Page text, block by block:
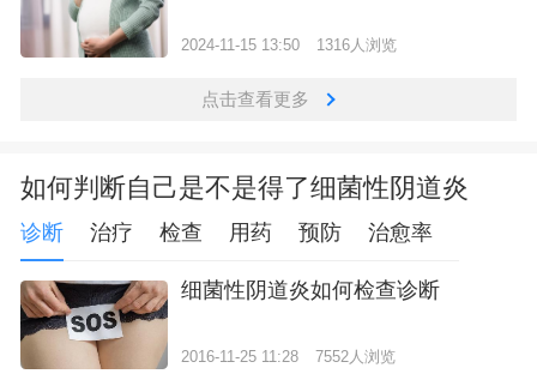
2024-11-15 13:50 1316人浏览
点击查看更多
如何判断自己是不是得了细菌性阴道炎
诊断 治疗 检查 用药 预防 治愈率
细菌性阴道炎如何检查诊断
2016-11-25 11:28 7552人浏览